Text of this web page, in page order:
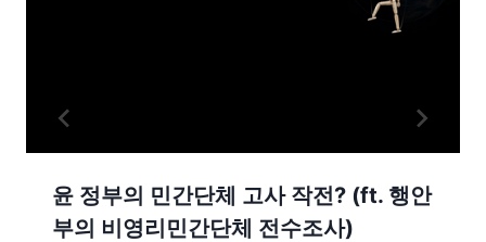
윤 정부의 민간단체 고사 작전? (ft. 행안
부의 비영리민간단체 전수조사)